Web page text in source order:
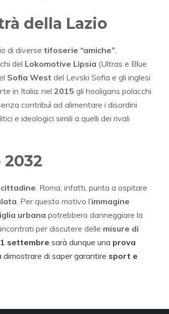
della Lazio
di diverse tifoserie “amiche”
del Lokomotive Lipsia (Ultras e Blue
Sofia West del Levski Sofia e gli inglesi
in Italia: nel 2015 gli hooligans polacchi
contribuì ad alimentare i disordini
e ideologici simili a quelli dei rivali
. Roma, infatti, punta a ospitare
. Per questo motivo l’immagine
urbana potrebbero danneggiare la
per discutere delle misure di
settembre sarà dunque una prova
dimostrare di saper garantire sport e